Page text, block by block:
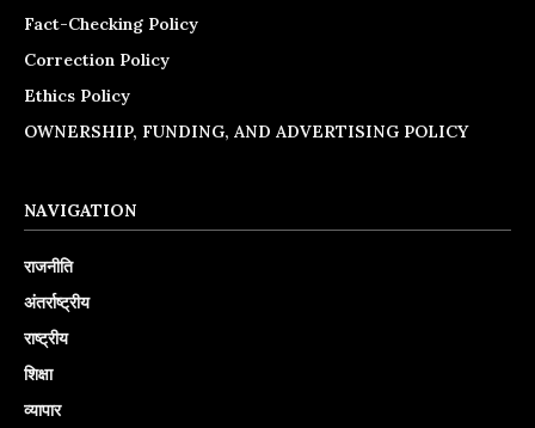
Fact-Checking Policy
Correction Policy
Ethics Policy
OWNERSHIP, FUNDING, AND ADVERTISING POLICY
NAVIGATION
राजनीति
अंतर्राष्ट्रीय
राष्ट्रीय
शिक्षा
व्यापार